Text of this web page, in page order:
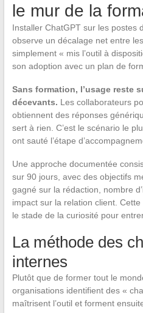
le mur de la
Installer ChatGPT sur les postes
observe un décalage net entre
simplement « mis l’outil à
son adoption avec un plan de
Sans formation, l’usage reste
décevants. Les collaborateurs
obtiennent des réponses
sert à rien. C’est le scénario le
ont sauté l’étape
Une approche documentée
sur 90 jours, avec des objectifs
gagné sur la rédaction, nombre
impact sur la relation client.
le stade de la curiosité pour
La méthode des
internes
Plutôt que de former tout le
organisations identifient des «
maîtrisent l’outil et forment